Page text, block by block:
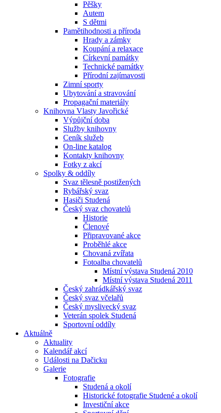
Pěšky
Autem
S dětmi
Pamětihodnosti a příroda
Hrady a zámky
Koupání a relaxace
Církevní památky
Technické památky
Přírodní zajímavosti
Zimní sporty
Ubytování a stravování
Propagační materiály
Knihovna Vlasty Javořické
Výpůjční doba
Služby knihovny
Ceník služeb
On-line katalog
Kontakty knihovny
Fotky z akcí
Spolky & oddíly
Svaz tělesně postižených
Rybářský svaz
Hasiči Studená
Český svaz chovatelů
Historie
Členové
Připravované akce
Proběhlé akce
Chovaná zvířata
Fotoalba chovatelů
Místní výstava Studená 2010
Místní výstava Studená 2011
Český zahrádkářský svaz
Český svaz včelařů
Český myslivecký svaz
Veterán spolek Studená
Sportovní oddíly
Aktuálně
Aktuality
Kalendář akcí
Události na Dačicku
Galerie
Fotografie
Studená a okolí
Historické fotografie Studené a okolí
Investiční akce